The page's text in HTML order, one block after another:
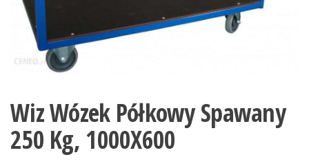
Wiz Wózek Półkowy Spawany
250 Kg, 1000X600